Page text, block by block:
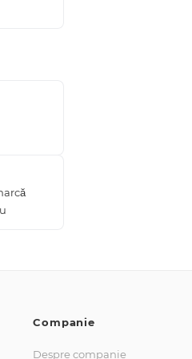
Companie
Despre companie